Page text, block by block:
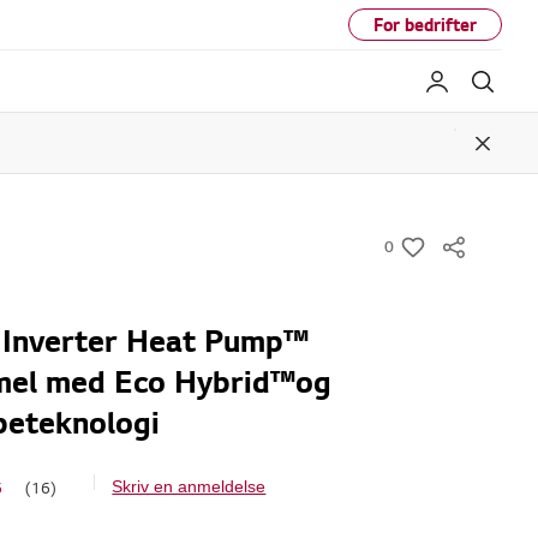
For bedrifter
My LG
Close
0
w
Heat Pump™
med Eco Hybrid™og
L(16) Skriv en anmeldelse